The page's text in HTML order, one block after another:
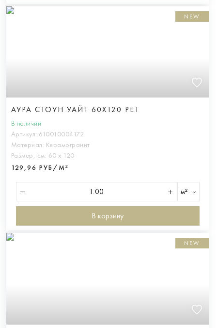
NEW
АУРА СТОУН УАЙТ 60X120 РЕТ
В наличии
Артикул: 610010004172
Материал: Керамогранит
Размер, см: 60 х 120
129,96 РУБ/М²
м²
В корзину
NEW